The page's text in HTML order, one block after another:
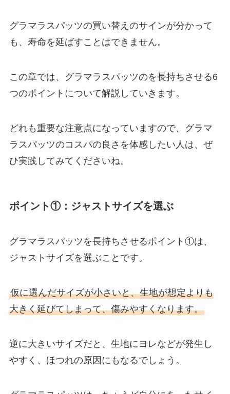
グラマラスパッツの買い替えのサインが分かって
も、寿命を延ばすことはできません。
この章では、グラマラスパッツのを長持ちさせる6
つのポイントについて解説していきます。
どれも重要な注意点になっていますので、グラマ
ラスパッツのコスパの良さを体感したい人は、ぜ
ひ実践してみてくださいね。
ポイント①：ジャストサイズを選ぶ
グラマラスパッツを長持ちさせるポイント①は、
ジャストサイズを選ぶことです。
仮に選んだサイズが小さいと、生地が想定よりも
大きく延びてしまって、傷みやすくなります。
逆に大きいサイズだと、生地にヨレなどが発生し
やすく、ほつれの原因にもなるでしょう。